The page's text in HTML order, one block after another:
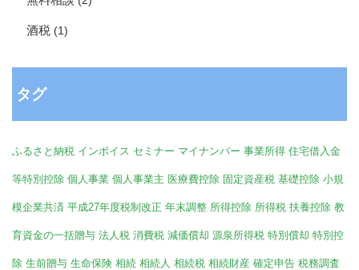
酒税 (1)
タグ
ふるさと納税 インボイス セミナー マイナンバー 事業所得 住宅借入金
等特別控除 個人事業 個人事業主 医療費控除 固定資産税 基礎控除 小規
模企業共済 平成27年度税制改正 年末調整 所得控除 所得税 扶養控除 教
育資金の一括贈与 法人税 消費税 減価償却 源泉所得税 特別償却 特別控
除 生前贈与 生命保険 相続 相続人 相続税 相続財産 確定申告 税務調査